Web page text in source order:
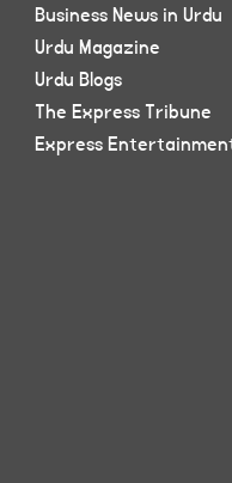
Business News in Urdu
Urdu Magazine
Urdu Blogs
The Express Tribune
Express